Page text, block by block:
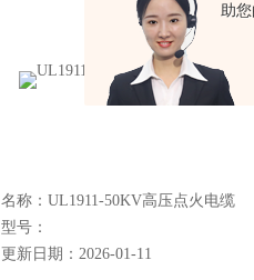
助您
名称：UL1911-50KV高压点火电缆
型号：
更新日期：2026-01-11